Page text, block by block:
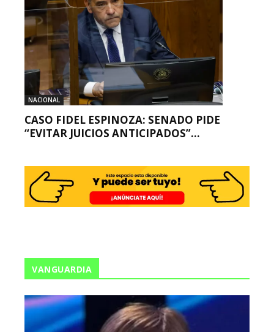
NACIONAL
CASO FIDEL ESPINOZA: SENADO PIDE
“EVITAR JUICIOS ANTICIPADOS”...
VANGUARDIA